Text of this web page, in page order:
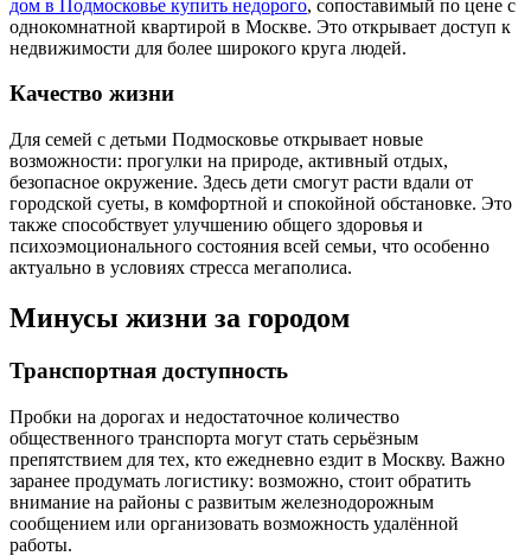
дом в Подмосковье купить недорого, сопоставимый по цене с
однокомнатной квартирой в Москве. Это открывает доступ к
недвижимости для более широкого круга людей.
Качество жизни
Для семей с детьми Подмосковье открывает новые
возможности: прогулки на природе, активный отдых,
безопасное окружение. Здесь дети смогут расти вдали от
городской суеты, в комфортной и спокойной обстановке. Это
также способствует улучшению общего здоровья и
психоэмоционального состояния всей семьи, что особенно
актуально в условиях стресса мегаполиса.
Минусы жизни за городом
Транспортная доступность
Пробки на дорогах и недостаточное количество
общественного транспорта могут стать серьёзным
препятствием для тех, кто ежедневно ездит в Москву. Важно
заранее продумать логистику: возможно, стоит обратить
внимание на районы с развитым железнодорожным
сообщением или организовать возможность удалённой
работы.